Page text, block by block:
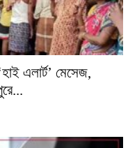
এলার্ট’ মেসেজ,